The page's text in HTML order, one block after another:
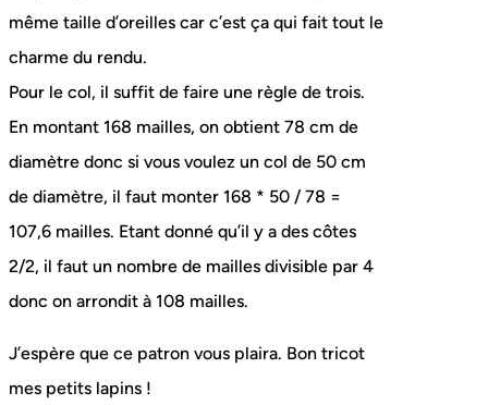
même taille d’oreilles car c’est ça qui fait tout le
charme du rendu.
Pour le col, il suffit de faire une règle de trois.
En montant 168 mailles, on obtient 78 cm de
diamètre donc si vous voulez un col de 50 cm
de diamètre, il faut monter 168 * 50 / 78 =
107,6 mailles. Etant donné qu’il y a des côtes
2/2, il faut un nombre de mailles divisible par 4
donc on arrondit à 108 mailles.
J’espère que ce patron vous plaira. Bon tricot
mes petits lapins !